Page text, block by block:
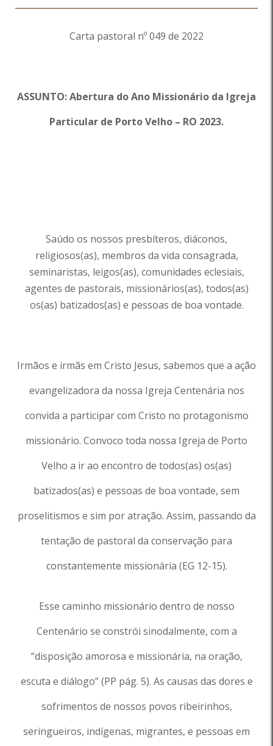
Carta pastoral nº 049 de 2022
ASSUNTO:Abertura doAno Missionário da Igreja
Particular de Porto Velho – RO 2023.
Saúdo os nossos presbíteros, diáconos,
religiosos(as), membros da vida consagrada,
seminaristas, leigos(as), comunidades eclesiais,
agentes de pastorais, missionários(as), todos(as)
os(as) batizados(as) e pessoas de boa vontade.
Irmãos e irmãs em Cristo Jesus, sabemos que a ação
evangelizadora da nossa Igreja Centenária nos
convida a participar com Cristo no protagonismo
missionário. Convoco toda nossa Igreja de Porto
Velho a ir ao encontro de todos(as) os(as)
batizados(as) e pessoas de boa vontade, sem
proselitismos e sim por atração. Assim, passando da
tentação de pastoral da conservação para
constantemente missionária (EG 12-15).
Esse caminho missionário dentro de nosso
Centenário se constrói sinodalmente, com a
“disposição amorosa e missionária, na oração,
escuta e diálogo” (PP pág. 5). As causas das dores e
sofrimentos de nossos povos ribeirinhos,
seringueiros, indígenas, migrantes, e pessoas em